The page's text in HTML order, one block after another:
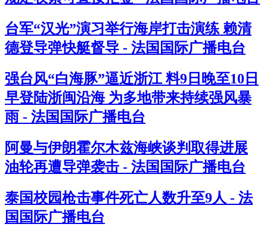
台军“汉光”演习举行海岸打击演练 赖清
德登导弹快艇督导 - 法国国际广播电台
强台风“白海豚”逼近浙江 料9日晚至10日
早登陆浙闽沿海 为多地带来持续强风暴
雨 - 法国国际广播电台
阿曼与伊朗霍尔木兹海峡谈判取得进展
油轮再遭导弹袭击 - 法国国际广播电台
泰国校园枪击事件死亡人数升至9人 - 法
国国际广播电台